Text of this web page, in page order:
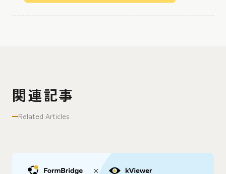
関連記事
Related Articles